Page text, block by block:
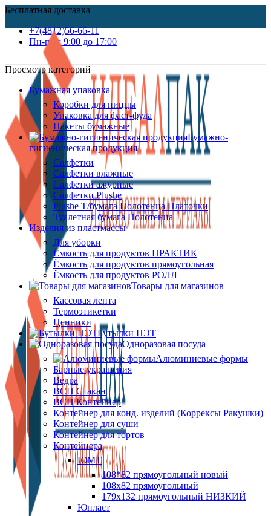
Бесплатная доставка
+7(4812)56-66-11
Пн-пт c 9:00 до 17:00
Просмотр категорий
Бумажная упаковка
Коробки для пиццы
Упаковка для фаст-фуда
Пакеты бумажные
Бумажно-
гигиеническая продукция
Салфетки
Салфетки влажные
Салфетки ажурные
Салфетки Plushe
Plushe Т/бумага Полотенца Платочки
Туалетная бумага Полотенца
Изделия из пластмассы
Для уборки
Ёмкость для продуктов ПРАКТИК
Ёмкость для продуктов прямоугольная
Ёмкость для продуктов РОЛЛ
Товары для магазинов
Кассовая лента
Термоэтикетки
Ценники
Бутылки ПЭТ
Одноразовая посуда
Алюминиевые формы
Барные украшения
Ведра
ВСП Стакан
ВСП Контейнер
Контейнер для конд. изделий (Коррексы Ракушки)
Контейнер для суши
Контейнер для тортов
Контейнера
ЮМТ
108*82 прямоугольный новый
108х82 прямоугольный
179х132 прямоугольный НИЗКИЙ
Юпласт